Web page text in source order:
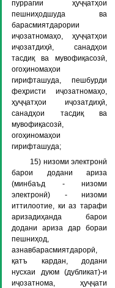
пуррагии ҳуҷҷатҳои
пешниҳодшуда ва
барасмиятдарории
иҷозатномаҳо, ҳуҷҷатҳои
иҷозатдиҳӣ, санадҳои
тасдиқ ва мувофиқасозӣ,
огоҳиномаҳои
гирифташуда, пешбурди
феҳристи иҷозатномаҳо,
ҳуҷҷатҳои иҷозатдиҳӣ,
санадҳои тасдиқ ва
мувофиқасозӣ,
огоҳиномаҳои
гирифташуда;
15) низоми электронӣ
барои додани ариза
(минбаъд - низоми
электронӣ) - низоми
иттилоотие, ки аз тарафи
аризадиҳанда барои
додани ариза дар бораи
пешниҳод,
азнавбарасмиятдарорӣ,
қатъ кардан, додани
нусхаи дуюм (дубликат)-и
иҷозатнома, ҳуҷҷати